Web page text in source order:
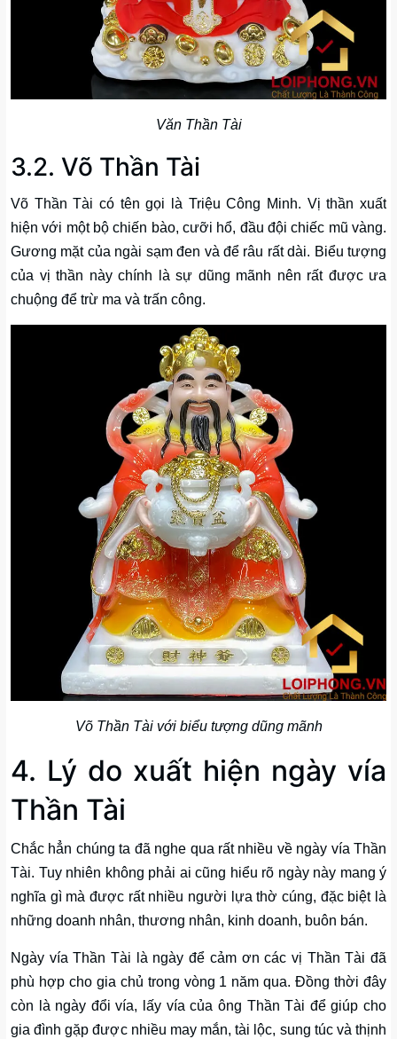
Văn Thần Tài
3.2. Võ Thần Tài
Võ Thần Tài có tên gọi là Triệu Công Minh. Vị thần xuất
hiện với một bộ chiến bào, cưỡi hổ, đầu đội chiếc mũ vàng.
Gương mặt của ngài sạm đen và để râu rất dài. Biểu tượng
của vị thần này chính là sự dũng mãnh nên rất được ưa
chuộng để trừ ma và trấn công.
Võ Thần Tài với biểu tượng dũng mãnh
4. Lý do xuất hiện ngày vía
Thần Tài
Chắc hẳn chúng ta đã nghe qua rất nhiều về ngày vía Thần
Tài. Tuy nhiên không phải ai cũng hiểu rõ ngày này mang ý
nghĩa gì mà được rất nhiều người lựa thờ cúng, đặc biệt là
những doanh nhân, thương nhân, kinh doanh, buôn bán.
Ngày vía Thần Tài là ngày để cảm ơn các vị Thần Tài đã
phù hợp cho gia chủ trong vòng 1 năm qua. Đồng thời đây
còn là ngày đổi vía, lấy vía của ông Thần Tài để giúp cho
gia đình gặp được nhiều may mắn, tài lộc, sung túc và thịnh